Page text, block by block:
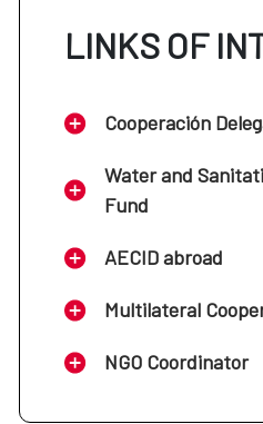
LINKS OF
Cooperación
Water and
Fund
AECID abroad
Multilateral
NGO Coordinator